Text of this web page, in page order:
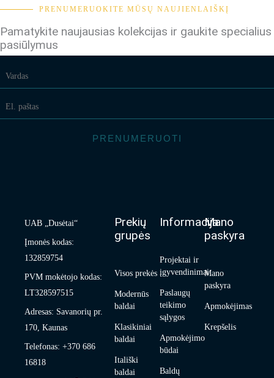
PRENUMERUOKITE MŪSŲ NAUJIENLAIŠKĮ
Pamatykite naujausias kolekcijas ir gaukite specialius
pasiūlymus
PRENUMERUOTI
UAB „Dusėtai“
Įmonės kodas:
132859754
PVM mokėtojo kodas:
LT328597515
Adresas: Savanorių pr.
170, Kaunas
Telefonas: +370 686
16818
Prekių
grupės
Visos prekės
Modernūs
baldai
Klasikiniai
baldai
Itališki
baldai
Informacija
Projektai ir
įgyvendinimai
Paslaugų
teikimo
sąlygos
Apmokėjimo
būdai
Baldų
Mano
paskyra
Mano
paskyra
Apmokėjimas
Krepšelis